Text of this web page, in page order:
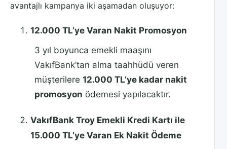
avantajlı kampanya iki aşamadan oluşuyor:
12.000 TL’ye Varan Nakit Promosyon
3 yıl boyunca emekli maaşını
VakıfBank’tan alma taahhüdü veren
müşterilere 12.000 TL’ye kadar nakit
promosyon ödemesi yapılacaktır.
VakıfBank Troy Emekli Kredi Kartı ile
15.000 TL’ye Varan Ek Nakit Ödeme